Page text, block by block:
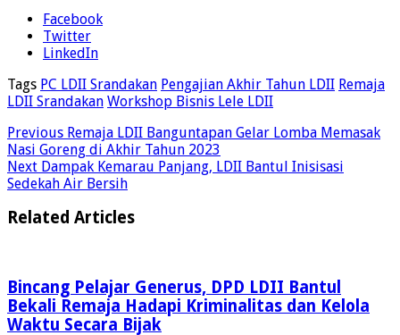
Facebook
Twitter
LinkedIn
Tags PC LDII Srandakan Pengajian Akhir Tahun LDII Remaja
LDII Srandakan Workshop Bisnis Lele LDII
Previous Remaja LDII Banguntapan Gelar Lomba Memasak
Nasi Goreng di Akhir Tahun 2023
Next Dampak Kemarau Panjang, LDII Bantul Inisisasi
Sedekah Air Bersih
Related Articles
Bincang Pelajar Generus, DPD LDII Bantul
Bekali Remaja Hadapi Kriminalitas dan Kelola
Waktu Secara Bijak